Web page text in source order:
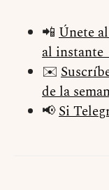
📲 Únete
al
✉️
de la
📢Si